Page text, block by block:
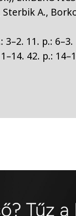
Sterbik A.,
3–2. 11. p.:
42. p.: